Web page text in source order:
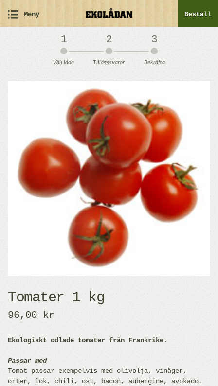
Meny Beställ
1
Välj låda
2
Tilläggsvaror
3
Bekräfta
Tomater 1 kg
96,00 kr
Ekologiskt odlade tomater från Frankrike.
Passar med
Tomat passar exempelvis med olivolja, vinäger,
örter, lök, chili, ost, bacon, aubergine, avokado,